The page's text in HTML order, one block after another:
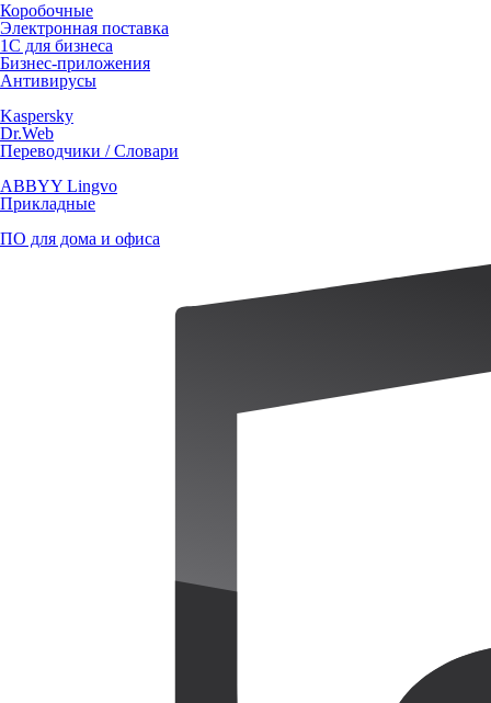
Коробочные
Электронная поставка
1С для бизнеса
Бизнес-приложения
Антивирусы
Kaspersky
Dr.Web
Переводчики / Словари
ABBYY Lingvo
Прикладные
ПО для дома и офиса